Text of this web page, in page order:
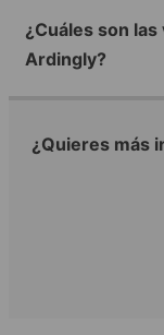
¿Cuáles son
Ardingly?
¿Quieres más